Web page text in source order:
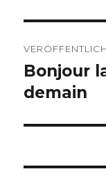
Bonjour
demain